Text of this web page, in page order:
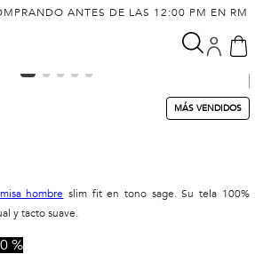
ANTES DE LAS 12:00 PM EN RM
MÁS VENDIDOS
hombre slim fit en tono sage. Su tela 100%
y tacto suave.
%